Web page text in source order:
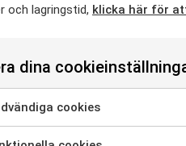
företag och jag
att driva affären mot att
utöver vår
försäljning av bostäder”,
och lagringstid, klicka här för
dina
cookies
för att samtycka till